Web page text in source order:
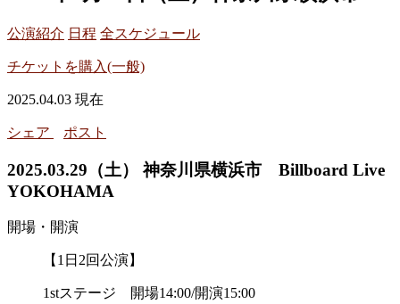
公演紹介 日程 全スケジュール
チケットを購入(一般)
2025.04.03 現在
シェア ポスト
2025.03.29（土） 神奈川県横浜市 Billboard Live
YOKOHAMA
開場・開演
【1日2回公演】
1stステージ 開場14:00/開演15:00